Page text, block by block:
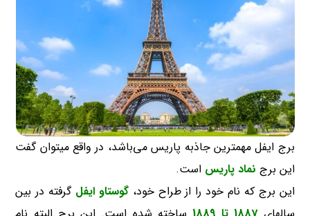
برج ایفل مهمترین جاذبه پاریس می‌باشد، در واقع میتوان گفت
این برج نماد پاریس است.
این برج که نام خود را از طراح خود،گوستاو ایفل گرفته در بین